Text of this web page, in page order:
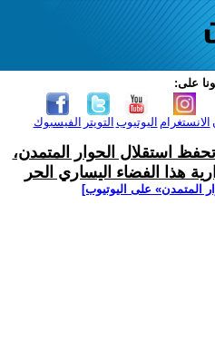
على:
الفيسبوك التويتر اليوتيوب الانستغرام
استقلال الحوار المتمدن،
هذا الفضاء اليساري الحر
المتمدن» على اليوتيوب]